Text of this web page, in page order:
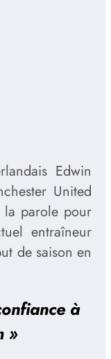
Edwin
United
parole pour
entraîneur
de saison en
à
»